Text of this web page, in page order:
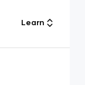
Learn